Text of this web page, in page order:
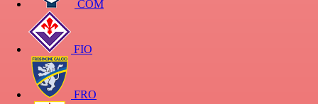
COM
FIO
FRO